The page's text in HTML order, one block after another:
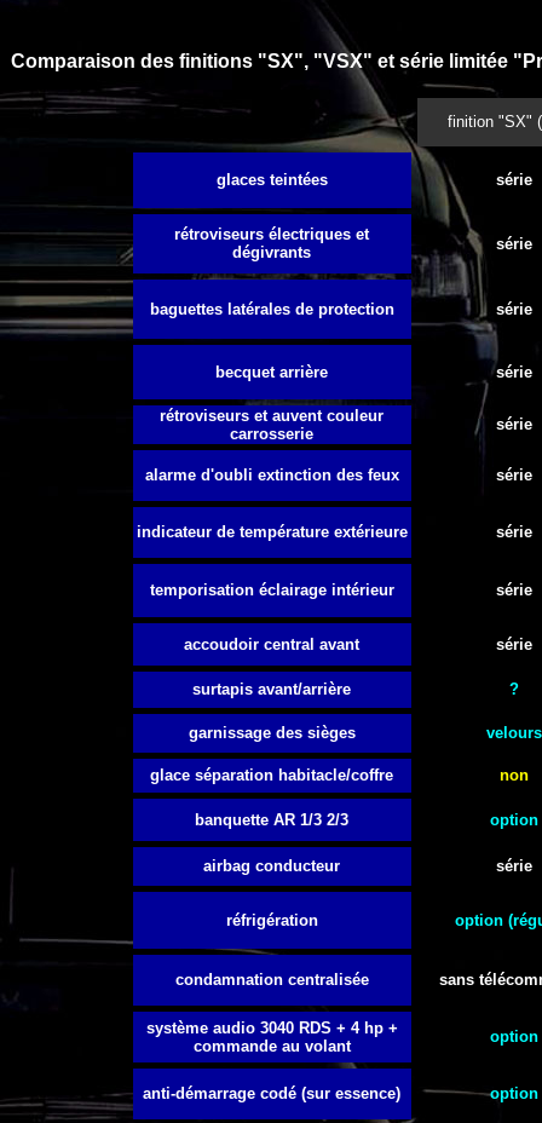
Comparaison des finitions "SX", "VSX" et série limitée
finition "SX"
glaces teintées série
rétroviseurs électriques et
dégivrants
série
baguettes latérales de protection série
becquet arrière série
rétroviseurs et auvent couleur
carrosserie
série
alarme d'oubli extinction des feux série
indicateur de température extérieure série
temporisation éclairage intérieur série
accoudoir central avant série
surtapis avant/arrière ?
garnissage des sièges velours
glace séparation habitacle/coffre non
banquette AR 1/3 2/3 option
airbag conducteur série
réfrigération option
condamnation centralisée sans
système audio 3040 RDS + 4 hp +
commande au volant
option
anti-démarrage codé (sur essence) option